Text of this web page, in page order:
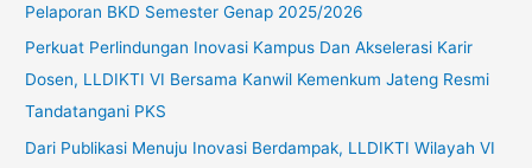
u
k
:
Pelaporan BKD Semester Genap 2025/2026
Perkuat Perlindungan Inovasi Kampus Dan Akselerasi Karir
Dosen, LLDIKTI VI Bersama Kanwil Kemenkum Jateng Resmi
Tandatangani PKS
Dari Publikasi Menuju Inovasi Berdampak, LLDIKTI Wilayah VI